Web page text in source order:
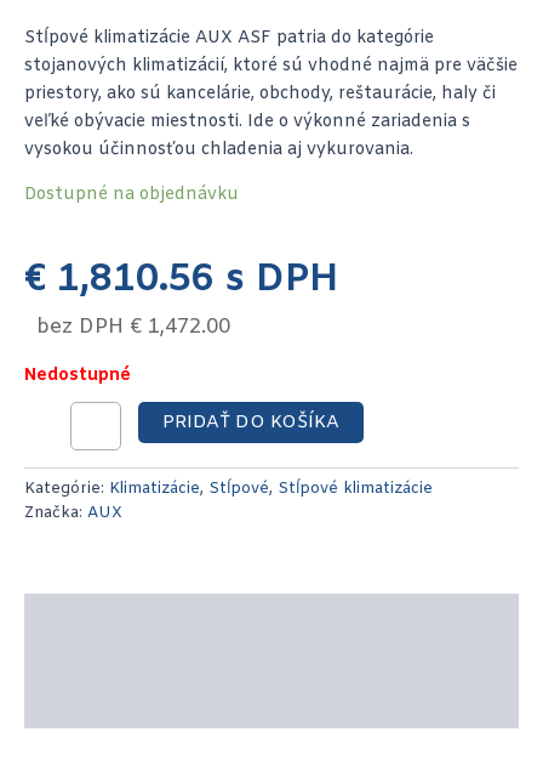
Stĺpové klimatizácie AUX ASF patria do kategórie
stojanových klimatizácií, ktoré sú vhodné najmä pre väčšie
priestory, ako sú kancelárie, obchody, reštaurácie, haly či
veľké obývacie miestnosti. Ide o výkonné zariadenia s
vysokou účinnosťou chladenia aj vykurovania.
Dostupné na objednávku
€ 1,810.56 s DPH
bez DPH € 1,472.00
Nedostupné
PRIDAŤ DO KOŠÍKA
Kategórie: Klimatizácie, Stĺpové, Stĺpové klimatizácie
Značka: AUX